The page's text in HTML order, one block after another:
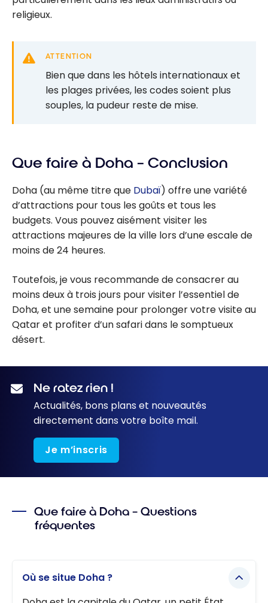
religieux.
ATTENTION
Bien que dans les hôtels internationaux et
les plages privées, les codes soient plus
souples, la pudeur reste de mise.
Que faire à Doha – Conclusion
Doha (au même titre que Dubaï) offre une variété
d’attractions pour tous les goûts et tous les
budgets. Vous pouvez aisément visiter les
attractions majeures de la ville lors d’une escale de
moins de 24 heures.
Toutefois, je vous recommande de consacrer au
moins deux à trois jours pour visiter l’essentiel de
Doha, et une semaine pour prolonger votre visite au
Qatar et profiter d’un safari dans le somptueux
désert.
Ne ratez rien !
Actualités, bons plans et nouveautés
directement dans votre boîte mail.
Je m’inscris
Que faire à Doha – Questions
fréquentes
Où se situe Doha ?